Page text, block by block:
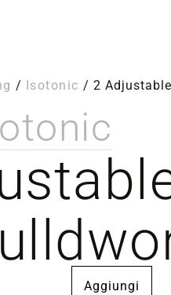
/ Isotonic / 2
Aggiungi